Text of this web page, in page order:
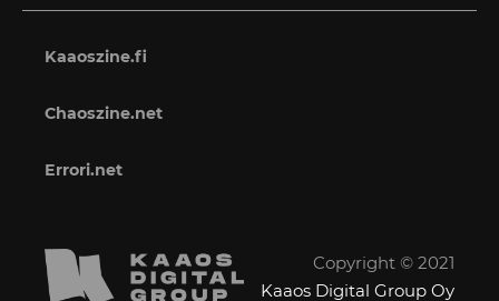
Kaaoszine.fi
Chaoszine.net
Errori.net
Copyright © 2021
Kaaos Digital Group Oy